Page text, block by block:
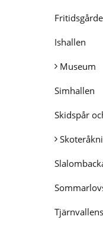
Ishallen
Museum
Simhallen
Skidspår